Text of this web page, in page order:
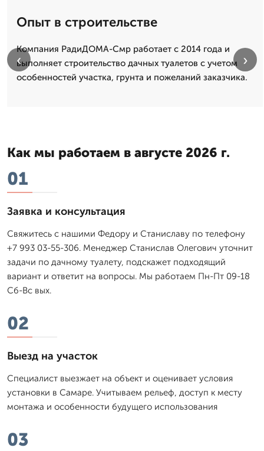
Опыт в строительстве
Компания РадиДОМА-Смр работает с 2014 года и
выполняет строительство дачных туалетов с учетом
особенностей участка, грунта и пожеланий заказчика.
‹ ›
Как мы работаем в августе 2026 г.
01
Заявка и консультация
Свяжитесь с нашими Федору и Станиславу по телефону
+7 993 03-55-306. Менеджер Станислав Олегович уточнит
задачи по дачному туалету, подскажет подходящий
вариант и ответит на вопросы. Мы работаем Пн-Пт 09-18
Сб-Вс вых.
02
Выезд на участок
Специалист выезжает на объект и оценивает условия
установки в Самаре. Учитываем рельеф, доступ к месту
монтажа и особенности будущего использования
03